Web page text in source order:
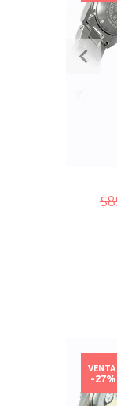
VENTA
-27%